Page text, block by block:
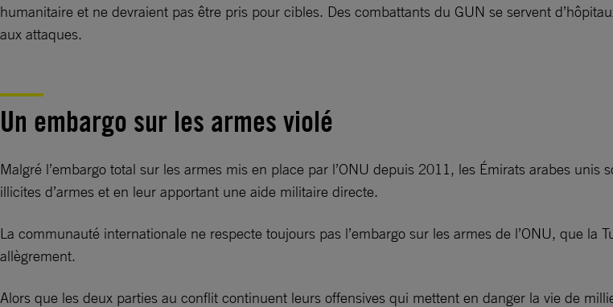
humanitaire et ne devraient pas être pris pour cibles. Des combattants du GUN se servent
aux attaques.
Un embargo sur les armes violé
Malgré l’embargo total sur les armes mis en place par l’ONU depuis 2011, les Émirats arabes
illicites d’armes et en leur apportant une aide militaire directe.
La communauté internationale ne respecte toujours pas l’embargo sur les armes de l’ONU, que la
allègrement.
Alors que les deux parties au conflit continuent leurs offensives qui mettent en danger la vie de